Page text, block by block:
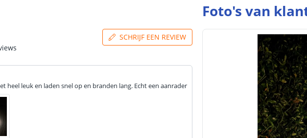
SCHRIJF EEN REVIEW
heel leuk en laden snel op en branden lang. Echt een aanrader
Foto's van